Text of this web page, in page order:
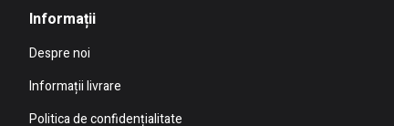
Informații
Despre noi
Informații livrare
Politica de confidențialitate